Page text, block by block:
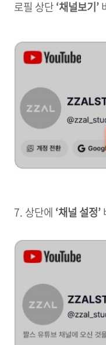
로필 상단‘채널보기’
7. 상단에 ‘채널 설정’